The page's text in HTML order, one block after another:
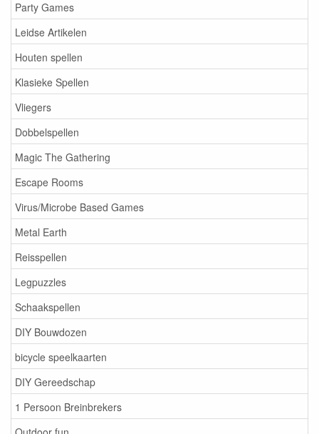
Party Games
Leidse Artikelen
Houten spellen
Klasieke Spellen
Vliegers
Dobbelspellen
Magic The Gathering
Escape Rooms
Virus/Microbe Based Games
Metal Earth
Reisspellen
Legpuzzles
Schaakspellen
DIY Bouwdozen
bicycle speelkaarten
DIY Gereedschap
1 Persoon Breinbrekers